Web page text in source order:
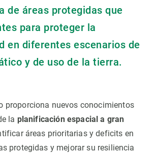
de áreas protegidas que
para proteger la
en diferentes escenarios de
y de uso de la tierra.
proporciona nuevos conocimientos
la planificación espacial a gran
áreas prioritarias y deficits en
protegidas y mejorar su resiliencia